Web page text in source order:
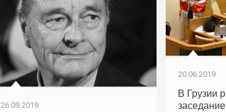
20.06.2019
В Грузии
26.09.2019